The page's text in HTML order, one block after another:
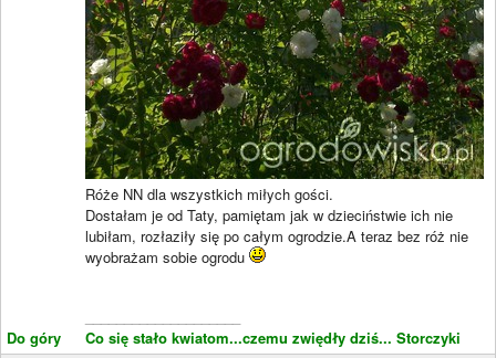
Do góry
Róże NN dla wszystkich miłych gości.
Dostałam je od Taty, pamiętam jak w dzieciństwie ich nie
lubiłam, rozłaziły się po całym ogrodzie.A teraz bez róż nie
wyobrażam sobie ogrodu
Co się stało kwiatom...czemu zwiędły dziś... Storczyki